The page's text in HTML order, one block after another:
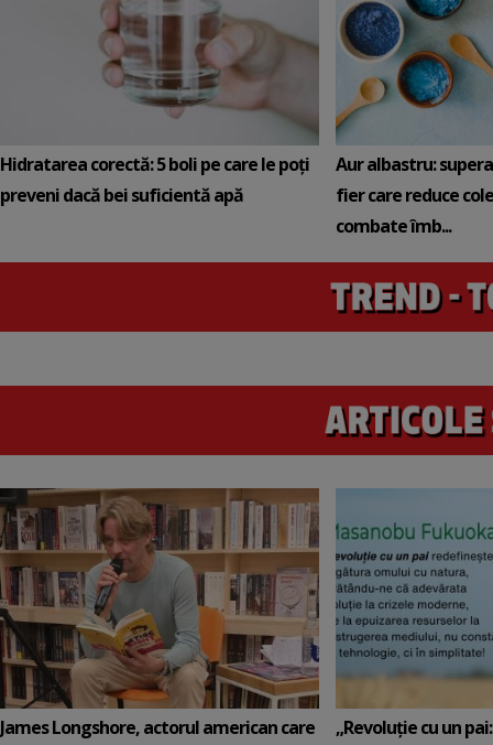
Hidratarea corectă: 5 boli pe care le poți
preveni dacă bei suficientă apă
Aur albastru:
fier care reduce
combate îmb...
James Longshore, actorul american care
„Revoluție cu un